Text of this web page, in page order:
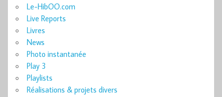
Le-HibOO.com
Live Reports
Livres
News
Photo instantanée
Play 3
Playlists
Réalisations & projets divers